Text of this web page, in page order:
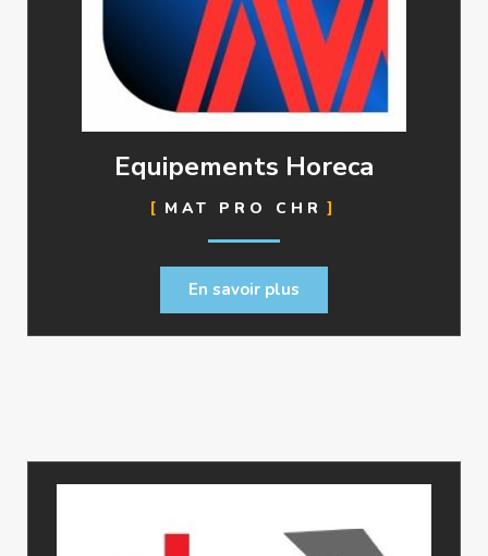
Equipements Horeca
MAT PRO CHR
En savoir plus